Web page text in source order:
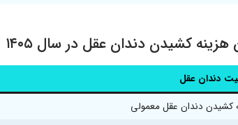
هزینه کشیدن دندان عقل در سال ۱۴۰۵
دندان عقل
کشیدن دندان عقل معمولی